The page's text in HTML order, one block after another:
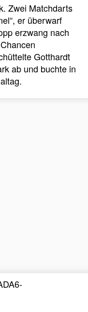
Zwei Matchdarts
er überwarf
erzwang nach
Gotthardt
ab und buchte in